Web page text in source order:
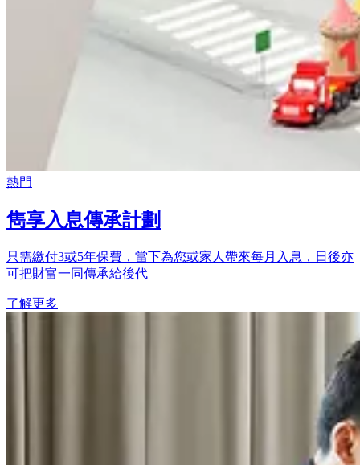
熱門
雋享入息傳承計劃
只需繳付3或5年保費，當下為您或家人帶來每月入息，日後亦
可把財富一同傳承給後代
了解更多